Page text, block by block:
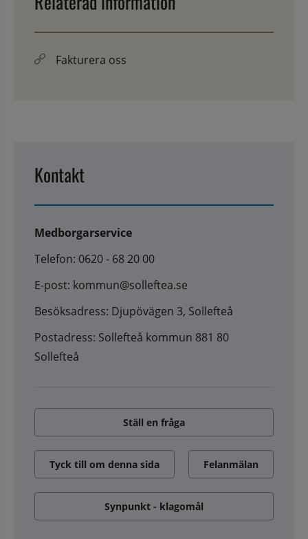
Fakturera oss
Kontakt
Medborgarservice
Telefon: 0620 - 68 20 00
E-post: kommun@solleftea.se
Besöksadress: Djupövägen 3, Sollefteå
Postadress: Sollefteå kommun 881 80
Sollefteå
Ställ en fråga
Tyck till om denna sida Felanmälan
Synpunkt - klagomål